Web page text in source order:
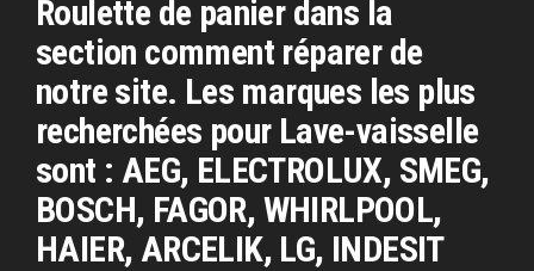
Roulette de panier dans la
section comment réparer de
notre site. Les marques les plus
recherchées pour Lave-vaisselle
sont : AEG, ELECTROLUX, SMEG,
BOSCH, FAGOR, WHIRLPOOL,
HAIER, ARCELIK, LG, INDESIT